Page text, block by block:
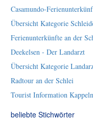
Casamundo-
Übersicht Kategorie
Ferienunterkünfte an der
Deekelsen - Der Landarzt
Übersicht Kategorie
Radtour an der Schlei
Tourist Information Kappeln
beliebte Stichwörter